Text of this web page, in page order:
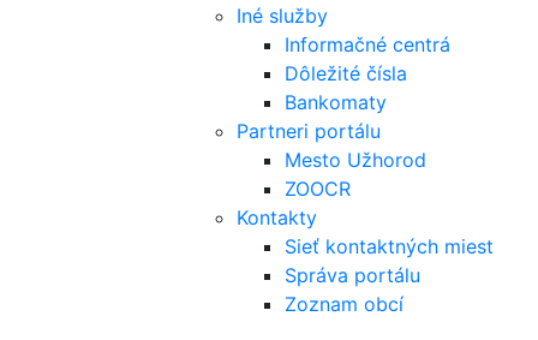
Iné služby
Informačné centrá
Dôležité čísla
Bankomaty
Partneri portálu
Mesto Užhorod
ZOOCR
Kontakty
Sieť kontaktných miest
Správa portálu
Zoznam obcí